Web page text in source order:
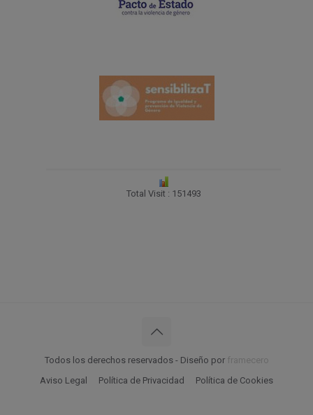
Total Visit : 151493
Todos los derechos reservados - Diseño por framecero
Aviso Legal
Política de Privacidad Política de Cookies